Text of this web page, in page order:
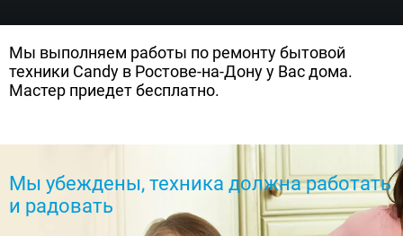
Мы выполняем работы по ремонту бытовой
техники Candy в Ростове-на-Дону у Вас дома.
Мастер приедет бесплатно.
Мы убеждены, техника должна работать
и радовать